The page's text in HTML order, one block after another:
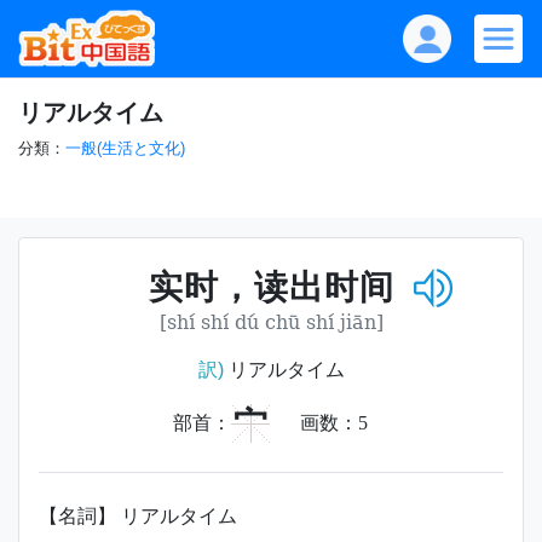
リアルタイム
分類： 一般(生活と文化)
实时，读出时间
[shí shí dú chū shí jiān]
訳)リアルタイム
部首： 宀 画数： 5
【名詞】 リアルタイム